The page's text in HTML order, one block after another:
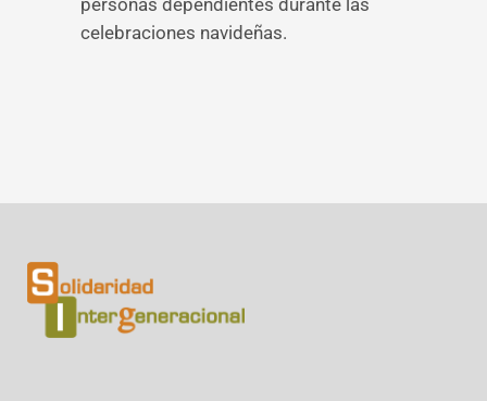
personas dependientes durante las
celebraciones navideñas.